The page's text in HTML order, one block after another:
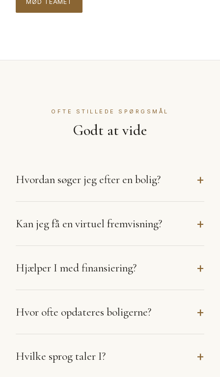
MØD TEAMET
OFTE STILLEDE SPØRGSMÅL
Godt at vide
Hvordan søger jeg efter en bolig?
Kan jeg få en virtuel fremvisning?
Hjælper I med finansiering?
Hvor ofte opdateres boligerne?
Hvilke sprog taler I?